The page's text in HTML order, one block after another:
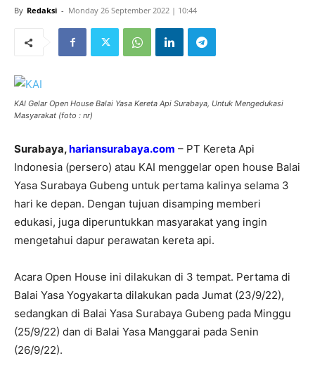
By Redaksi - Monday 26 September 2022 | 10:44
KAI Gelar Open House Balai Yasa Kereta Api Surabaya, Untuk Mengedukasi
Masyarakat (foto : nr)
Surabaya,hariansurabaya.com – PT Kereta Api
Indonesia (persero) atau KAI menggelar open house Balai
Yasa Surabaya Gubeng untuk pertama kalinya selama 3
hari ke depan. Dengan tujuan disamping memberi
edukasi, juga diperuntukkan masyarakat yang ingin
mengetahui dapur perawatan kereta api.
Acara Open House ini dilakukan di 3 tempat. Pertama di
Balai Yasa Yogyakarta dilakukan pada Jumat (23/9/22),
sedangkan di Balai Yasa Surabaya Gubeng pada Minggu
(25/9/22) dan di Balai Yasa Manggarai pada Senin
(26/9/22).